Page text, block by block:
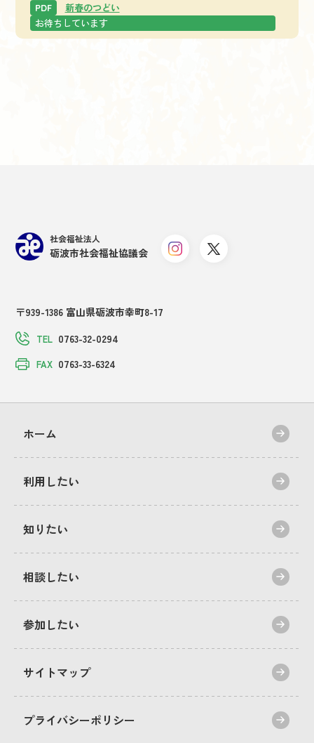
PDF
新春のつどい
お待ちしています
社会福祉法人
砺波市社会福祉協議会
〒939-1386 富山県砺波市幸町8-17
TEL 0763-32-0294
FAX 0763-33-6324
ホーム
利用したい
知りたい
相談したい
参加したい
サイトマップ
プライバシーポリシー